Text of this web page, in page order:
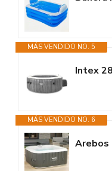
MÁS VENDIDO NO. 5
MÁS VENDIDO NO. 6